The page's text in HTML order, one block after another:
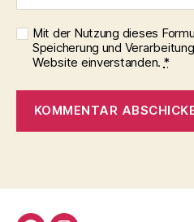
Mit der Nutzung dieses
Speicherung und
Website einverstanden. *